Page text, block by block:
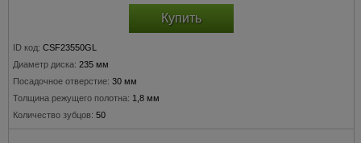
Купить
ID код: CSF23550GL
Диаметр диска: 235 мм
Посадочное отверстие: 30 мм
Толщина режущего полотна: 1,8 мм
Количество зубцов: 50